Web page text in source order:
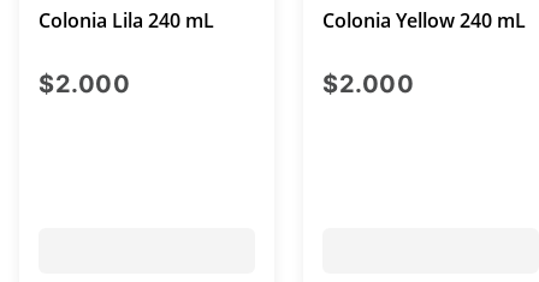
Colonia Lila 240 mL
$2.000 precio actual $2.000
Colonia Yellow 240 mL
$2.000